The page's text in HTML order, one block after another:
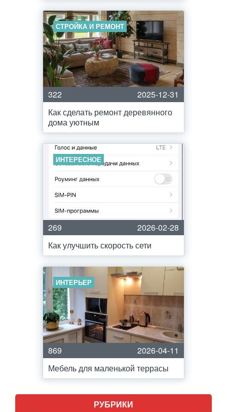
СТРОЙКА И РЕМОНТ
322
2025-12-31
Как сделать ремонт деревянного
дома уютным
ИНТЕРЕСНОЕ
269
2026-02-28
Как улучшить скорость сети
ИНТЕРЬЕР
869
2026-04-11
Мебель для маленькой террасы
РУБРИКИ